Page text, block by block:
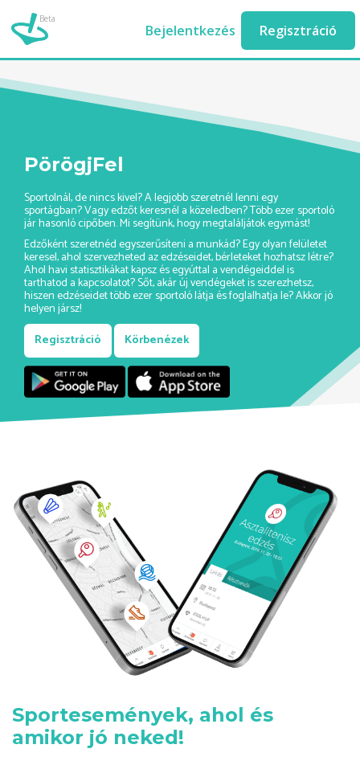
Beta
Bejelentkezés Regisztráció
vitorlazas-edzo-ashburn//
PörögjFel
Sportolnál, de nincs kivel? A legjobb szeretnél lenni egy
sportágban? Vagy edzőt keresnél a közeledben? Több ezer sportoló
jár hasonló cipőben. Mi segítünk, hogy megtaláljátok egymást!
Edzőként szeretnéd egyszerűsíteni a munkád? Egy olyan felületet
keresel, ahol szervezheted az edzéseidet, bérleteket hozhatsz létre?
Ahol havi statisztikákat kapsz és egyúttal a vendégeiddel is
tarthatod a kapcsolatot? Sőt, akár új vendégeket is szerezhetsz,
hiszen edzéseidet több ezer sportoló látja és foglalhatja le? Akkor jó
helyen jársz!
Regisztráció
Körbenézek
Sportesemények, ahol és
amikor jó neked!